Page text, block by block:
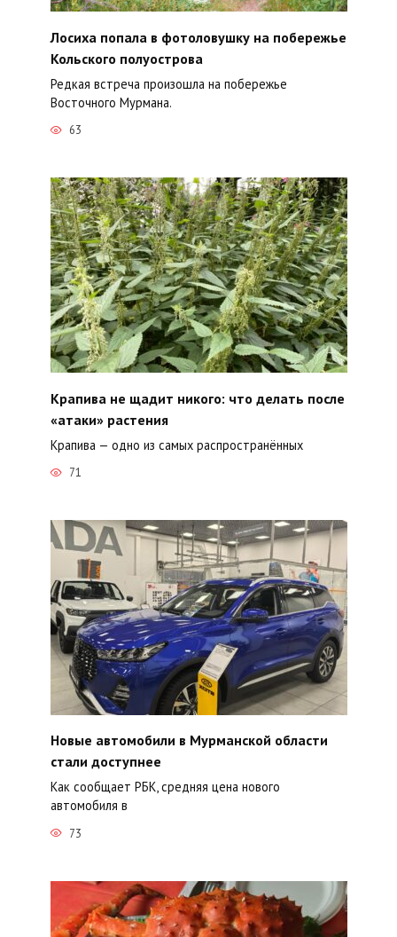
Лосиха попала в фотоловушку на побережье
Кольского полуострова
Редкая встреча произошла на побережье
Восточного Мурмана.
63
Крапива не щадит никого: что делать после
«атаки» растения
Крапива — одно из самых распространённых
71
Новые автомобили в Мурманской области
стали доступнее
Как сообщает РБК, средняя цена нового
автомобиля в
73